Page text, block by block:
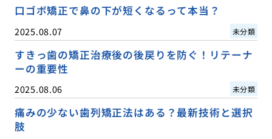
口ゴボ矯正で鼻の下が短くなるって本当？
2025.08.07 未分類
すきっ歯の矯正治療後の後戻りを防ぐ！リテーナ
ーの重要性
2025.08.06 未分類
痛みの少ない歯列矯正法はある？最新技術と選択
肢